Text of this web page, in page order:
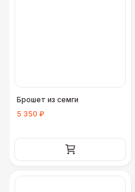
Брошет из семги
5 350 ₽